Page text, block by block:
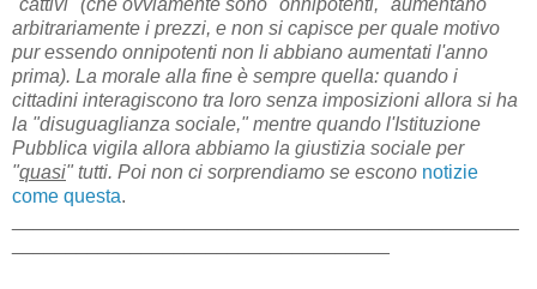
arbitrariamente i prezzi, e non si capisce per quale motivo
pur essendo onnipotenti non li abbiano aumentati l'anno
prima). La morale alla fine è sempre quella: quando i
cittadini interagiscono tra loro senza imposizioni allora si ha
la "disuguaglianza sociale," mentre quando l'Istituzione
Pubblica vigila allora abbiamo la giustizia sociale per
"quasi" tutti. Poi non ci sorprendiamo se escono notizie
come questa.